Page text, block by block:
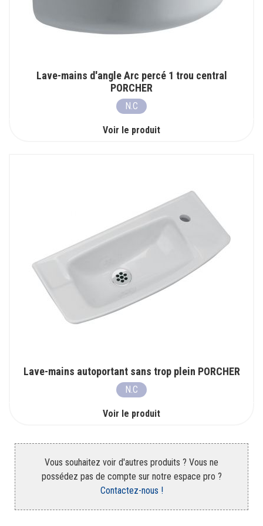
Lave-mains d'angle Arc percé 1 trou central
PORCHER
N.C
Voir le produit
Lave-mains autoportant sans trop plein PORCHER
N.C
Voir le produit
Vous souhaitez voir d'autres produits ? Vous ne
possédez pas de compte sur notre espace pro ?
Contactez-nous !